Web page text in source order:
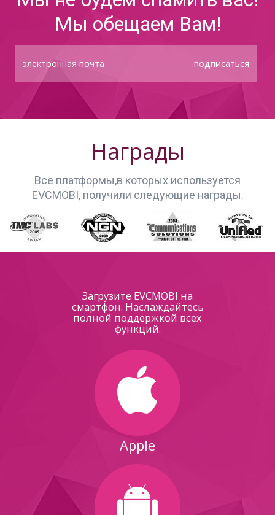
Мы обещаем Вам!
подписаться
Награды
Все платформы,в которых используется
EVCMOBI, получили следующие награды.
Загрузите EVCMOBI на
смартфон. Наслаждайтесь
полной поддержкой всех
функций.
Apple